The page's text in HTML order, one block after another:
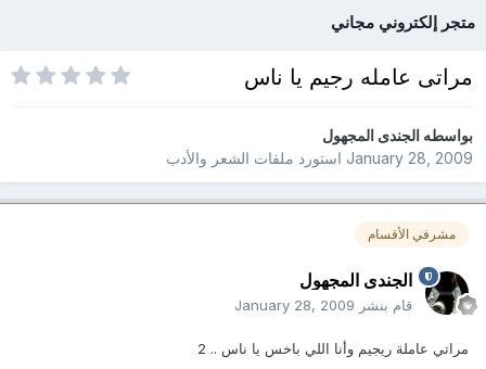
متجر إلكتروني مجاني
مراتى عامله رجيم يا ناس
بواسطهالجندى المجهول
January 28, 2009استورد ملفات الشعر والأدب
مشرفي الأقسام
الجندى المجهول
قام بنشر January 28, 2009
مراتي عاملة ريجيم وأنا اللي باخس يا ناس .. 2